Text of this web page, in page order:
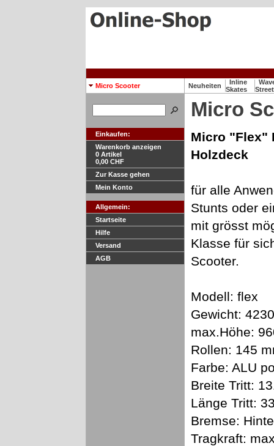
Micro Scooter Neuheiten
Inline
Skates
Einkaufen:
Warenkorb anzeigen
0 Artikel
0,00 CHF
Zur Kasse gehen
Mein Konto
Allgemein:
Startseite
Hilfe
Versand
AGB
Micro
Micro "Flex"
Holzdeck
für alle
Stunts oder
mit grösst
Klasse für
Scooter.
Modell: flex
Gewicht:
max.Höhe:
Rollen: 145
Farbe: ALU
Breite Tritt:
Länge Tritt:
Bremse:
Tragkraft: